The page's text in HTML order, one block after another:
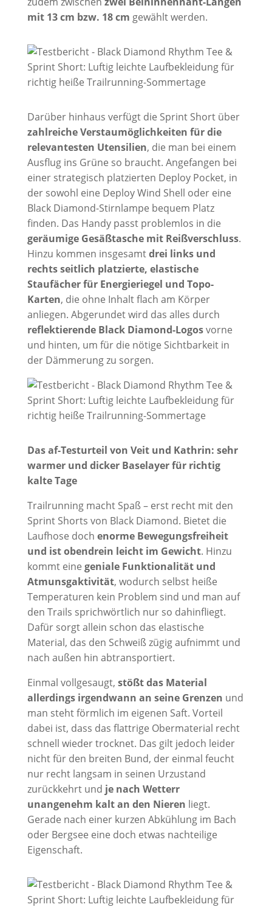
mit 13 cm bzw. 18 cm gewählt werden.
Darüber hinhaus verfügt die Sprint Short über
zahlreiche Verstaumöglichkeiten für die
relevantesten Utensilien, die man bei einem
Ausflug ins Grüne so braucht. Angefangen bei
einer strategisch platzierten Deploy Pocket, in
der sowohl eine Deploy Wind Shell oder eine
Black Diamond-Stirnlampe bequem Platz
finden. Das Handy passt problemlos in die
geräumige Gesäßtasche mit Reißverschluss.
Hinzu kommen insgesamtdrei links und
rechts seitlich platzierte, elastische
Staufächer für Energieriegel und Topo-
Karten, die ohne Inhalt flach am Körper
anliegen. Abgerundet wird das alles durch
reflektierende Black Diamond-Logosvorne
und hinten, um für die nötige Sichtbarkeit in
der Dämmerung zu sorgen.
Das af-Testurteil von Veit und Kathrin: sehr
warmer und dicker Baselayer für richtig
kalte Tage
Trailrunning macht Spaß – erst recht mit den
Sprint Shorts von Black Diamond. Bietet die
Laufhose doch enorme Bewegungsfreiheit
und ist obendrein leicht im Gewicht. Hinzu
kommt eine geniale Funktionalität und
Atmunsgaktivität, wodurch selbst heiße
Temperaturen kein Problem sind und man auf
den Trails sprichwörtlich nur so dahinfliegt.
Dafür sorgt allein schon das elastische
Material, das den Schweiß zügig aufnimmt und
nach außen hin abtransportiert.
Einmal vollgesaugt, stößt das Material
allerdings irgendwann an seine Grenzen und
man steht förmlich im eigenen Saft. Vorteil
dabei ist, dass das flattrige Obermaterial recht
schnell wieder trocknet. Das gilt jedoch leider
nicht für den breiten Bund, der einmal feucht
nur recht langsam in seinen Urzustand
zurückkehrt und je nach Wetterr
unangenehm kalt an den Nieren liegt.
Gerade nach einer kurzen Abkühlung im Bach
oder Bergsee eine doch etwas nachteilige
Eigenschaft.